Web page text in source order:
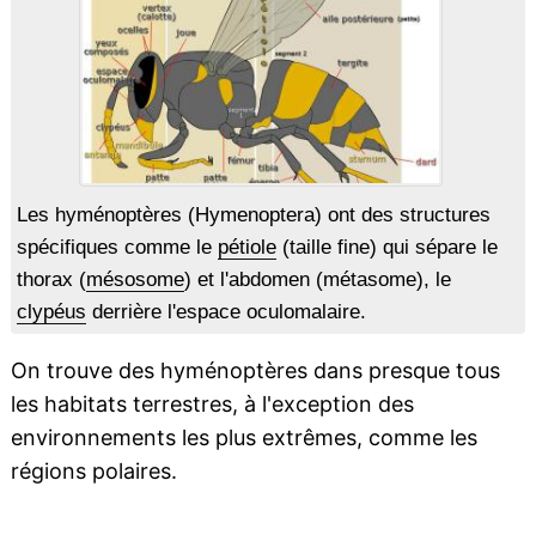
Les hyménoptères (Hymenoptera) ont des structures
spécifiques comme le pétiole(taille fine) qui sépare le
thorax (mésosome) et l'abdomen (métasome), le
clypéus derrière l'espace oculomalaire.
On trouve des hyménoptères dans presque tous
les habitats terrestres, à l'exception des
environnements les plus extrêmes, comme les
régions polaires.